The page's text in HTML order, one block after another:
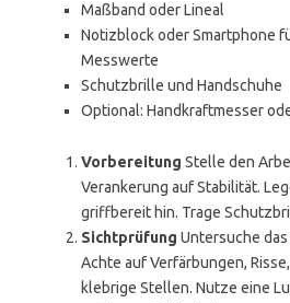
Maßband oder Lineal
Notizblock oder Smartphone
Messwerte
Schutzbrille und Handschuhe
Optional: Handkraftmesser
Vorbereitung Stelle den
Verankerung auf Stabilität.
griffbereit hin. Trage
Sichtprüfung Untersuche
Achte auf Verfärbungen,
klebrige Stellen. Nutze eine